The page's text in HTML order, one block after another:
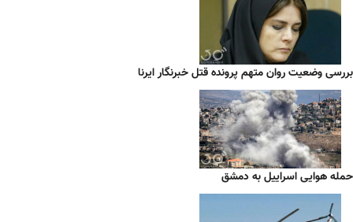
بررسی وضعیت روان متهم پرونده قتل خبرنگار ایرنا
حمله هوایی اسراییل به دمشق